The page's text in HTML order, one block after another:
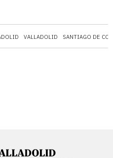
VALLADOLID SANTIAGO DE